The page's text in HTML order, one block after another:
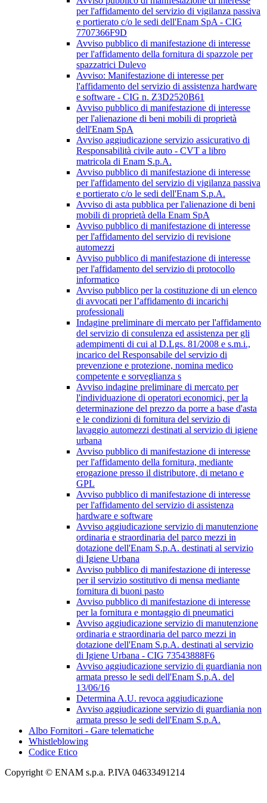
per l'affidamento del servizio di vigilanza passiva
e portierato c/o le sedi dell'Enam SpA - CIG
7707366F9D
Avviso pubblico di manifestazione di interesse
per l'affidamento della fornitura di spazzole per
spazzatrici Dulevo
Avviso: Manifestazione di interesse per
l'affidamento del servizio di assistenza hardware
e software - CIG n. Z3D2520B61
Avviso pubblico di manifestazione di interesse
per l'alienazione di beni mobili di proprietà
dell'Enam SpA
Avviso aggiudicazione servizio assicurativo di
Responsabilità civile auto - CVT a libro
matricola di Enam S.p.A.
Avviso pubblico di manifestazione di interesse
per l'affidamento del servizio di vigilanza passiva
e portierato c/o le sedi dell'Enam S.p.A.
Avviso di asta pubblica per l'alienazione di beni
mobili di proprietà della Enam SpA
Avviso pubblico di manifestazione di interesse
per l'affidamento del servizio di revisione
automezzi
Avviso pubblico di manifestazione di interesse
per l'affidamento del servizio di protocollo
informatico
Avviso pubblico per la costituzione di un elenco
di avvocati per l’affidamento di incarichi
professionali
Indagine preliminare di mercato per l'affidamento
del servizio di consulenza ed assistenza per gli
adempimenti di cui al D.Lgs. 81/2008 e s.m.i.,
incarico del Responsabile del servizio di
prevenzione e protezione, nomina medico
competente e sorveglianza s
Avviso indagine preliminare di mercato per
l'individuazione di operatori economici, per la
determinazione del prezzo da porre a base d'asta
e le condizioni di fornitura del servizio di
lavaggio automezzi destinati al servizio di igiene
urbana
Avviso pubblico di manifestazione di interesse
per l'affidamento della fornitura, mediante
erogazione presso il distributore, di metano e
GPL
Avviso pubblico di manifestazione di interesse
per l'affidamento del servizio di assistenza
hardware e software
Avviso aggiudicazione servizio di manutenzione
ordinaria e straordinaria del parco mezzi in
dotazione dell'Enam S.p.A. destinati al servizio
di Igiene Urbana
Avviso pubblico di manifestazione di interesse
per il servizio sostitutivo di mensa mediante
fornitura di buoni pasto
Avviso pubblico di manifestazione di interesse
per la fornitura e montaggio di pneumatici
Avviso aggiudicazione servizio di manutenzione
ordinaria e straordinaria del parco mezzi in
dotazione dell'Enam S.p.A. destinati al servizio
di Igiene Urbana - CIG 73543888F6
Avviso aggiudicazione servizio di guardiania non
armata presso le sedi dell'Enam S.p.A. del
13/06/16
Determina A.U. revoca aggiudicazione
Avviso aggiudicazione servizio di guardiania non
armata presso le sedi dell'Enam S.p.A.
Albo Fornitori - Gare telematiche
Whistleblowing
Codice Etico
Copyright © ENAM s.p.a. P.IVA 04633491214